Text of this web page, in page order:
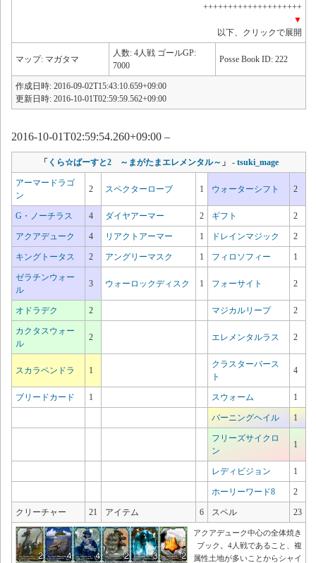
++++++++++++++++++++
▼
以下、クリックで展開
マップ: マガタマ
人数: 4人戦 ゴールGP:
7000
Posse Book ID: 222
作成日時: 2016-09-02T15:43:10.659+09:00
更新日時: 2016-10-01T02:59:59.562+09:00
2016-10-01T02:59:54.260+09:00 –
「くら☆ばーすと2 ～まがたまエレメンタル～ 」 - tsuki_mage
アーマードラゴ
ン
2 スペクターローブ 1 ウォーターシフト 2
G・ノーチラス 4 ダイヤアーマー 2 ギフト 2
アクアデューク 4 リアクトアーマー 1 ドレインマジック 2
キングトータス 2 アングリーマスク 1 フィロソフィー 1
ゼラチンウォー
ル
3 ウォーロックディスク 1 フォーサイト 2
オドラデク 2 マジカルリープ 2
カクタスウォー
ル
2 エレメンタルラス 2
スカラペンドラ 1
クラスターバース
ト
4
ブリードカード 1 スウォーム 1
バーニングヘイル 1
フリーズサイクロ
ン
1
レディビジョン 1
ホーリーワード8 2
クリーチャー 21 アイテム 6 スペル 23
アクアデューク中心の全体焼き
ブック。4人戦であること、複
属性土地が多いことからシャイ